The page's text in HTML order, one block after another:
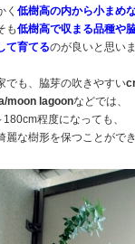
く 低樹高の内から小まめ
も低樹高で収まる品種や
て育てるのが良いと思い
でも、脇芽の吹きやすい
moon lagoonなどでは、
180cm程度になっても、
麗な樹形を保つことがで